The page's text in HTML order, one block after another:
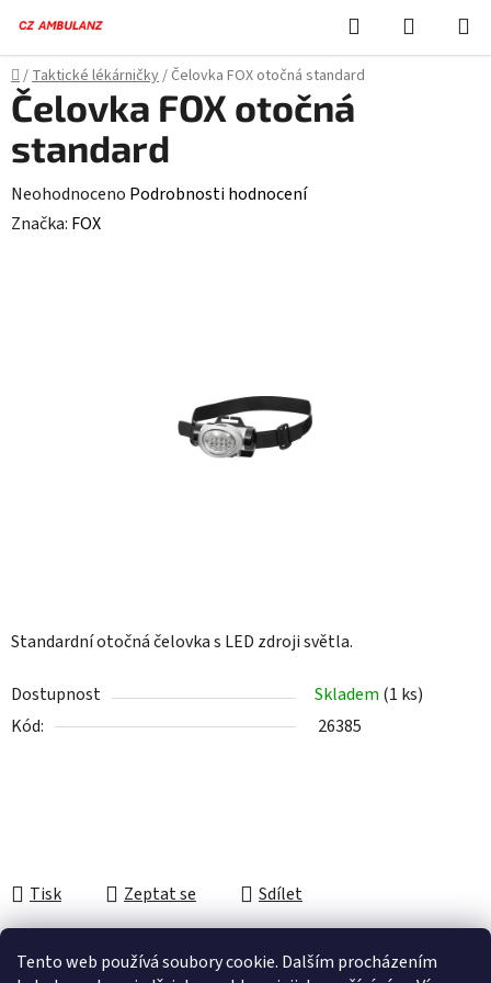
Tento web používá soubory cookie. Dalším procházením
obsah
Hledat
KOŠÍK
Domů
/Taktické lékárničky/ Čelovka FOX otočná standard
Standardní otočná čelovka s LED zdroji světla.
Dostupnost Skladem (1 ks)
Kód:
26385
Tisk Zeptat se Sdílet
Čelovka FOX otočná
standard
Průměrné
hodnocení
Neohodnoceno Podrobnosti hodnocení
Značka: FOX